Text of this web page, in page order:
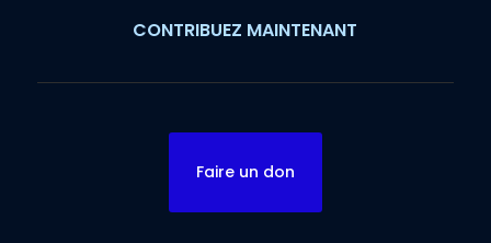
CONTRIBUEZ MAINTENANT
Faire un don